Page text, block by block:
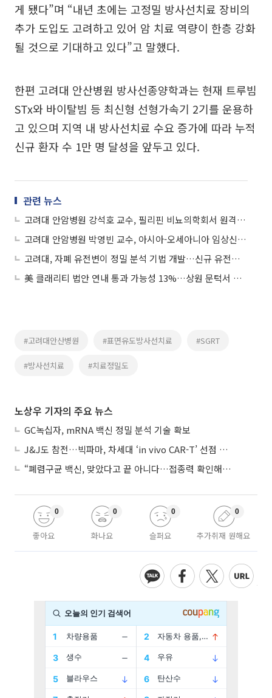
게 됐다”며 “내년 초에는 고정밀 방사선치료 장비의
추가 도입도 고려하고 있어 암 치료 역량이 한층 강화
될 것으로 기대하고 있다”고 말했다.
한편 고려대 안산병원 방사선종양학과는 현재 트루빔
STx와 바이탈빔 등 최신형 선형가속기 2기를 운용하
고 있으며 지역 내 방사선치료 수요 증가에 따라 누적
신규 환자 수 1만 명 달성을 앞두고 있다.
관련 뉴스
고려대 안암병원 강석호 교수, 필리핀 비뇨의학회서 원격 라이브서저리 시연
고려대 안암병원 박영빈 교수, 아시아-오세아니아 임상신경생리학회 우수 포스터상 수상
고려대, 자폐 유전변이 정밀 분석 기법 개발…신규 유전자 18개 규명
美 클래리티 법안 연내 통과 가능성 13%…상원 문턱서 제동
#고려대안산병원 #표면유도방사선치료 #SGRT
#방사선치료 #치료정밀도
노상우 기자의 주요 뉴스
GC녹십자, mRNA 백신 정밀 분석 기술 확보
J&J도 참전…빅파마, 차세대 ‘in vivo CAR-T’ 선점 경쟁 본격화
“폐렴구균 백신, 맞았다고 끝 아니다…접종력 확인해야”
좋아요
0
화나요
0
슬퍼요
0
추가취재 원해요
0